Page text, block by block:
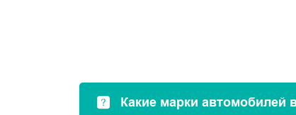
Какие марки автомобилей